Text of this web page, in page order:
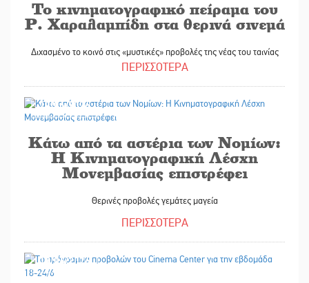
Το κινηματογραφικό πείραμα του
Ρ. Χαραλαμπίδη στα θερινά σινεμά
Διχασμένο το κοινό στις «μυστικές» προβολές της νέας του ταινίας
ΠΕΡΙΣΣΟΤΕΡΑ
19/06/2026
Κάτω από τα αστέρια των Νομίων:
Η Κινηματογραφική Λέσχη
Μονεμβασίας επιστρέφει
Θερινές προβολές γεμάτες μαγεία
ΠΕΡΙΣΣΟΤΕΡΑ
17/06/2026